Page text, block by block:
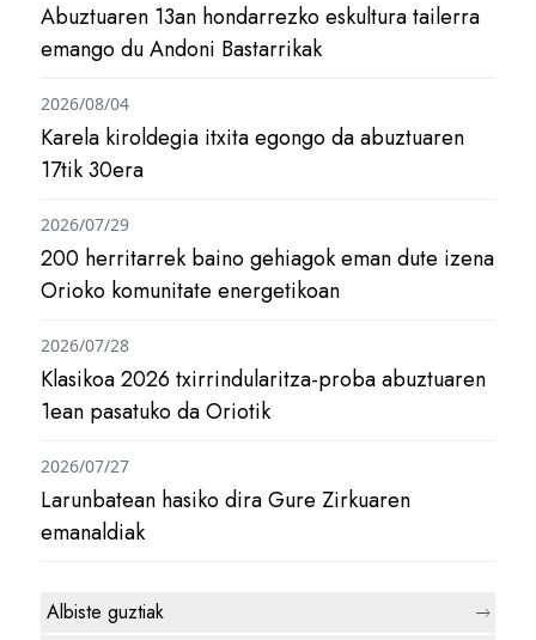
Abuztuaren 13an hondarrezko eskultura tailerra
emango du Andoni Bastarrikak
Karela kiroldegia itxita egongo da abuztuaren
17tik 30era
2026/08/04
200 herritarrek baino gehiagok eman dute izena
Orioko komunitate energetikoan
2026/07/29
Klasikoa 2026 txirrindularitza-proba abuztuaren
1ean pasatuko da Oriotik
2026/07/28
Larunbatean hasiko dira Gure Zirkuaren
emanaldiak
2026/07/27
Albiste guztiak